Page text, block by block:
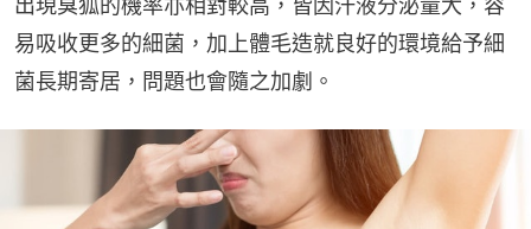
出現臭狐的機率亦相對較高，皆因汗液分泌量大，容
易吸收更多的細菌，加上體毛造就良好的環境給予細
菌長期寄居，問題也會隨之加劇。